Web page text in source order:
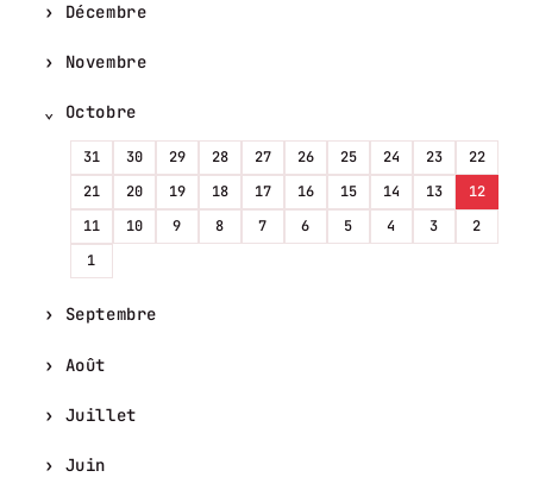
Décembre
Novembre
Octobre
31 30 29 28 27 26 25 24 23
22
21
20 19 18 17 16 15 14 13
12
11
10 9 8 7 6 5 4 3
2
1
Septembre
Août
Juillet
Juin